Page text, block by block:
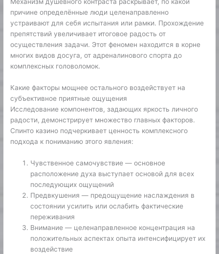
Механизм душевного контраста раскрывает, по какой
причине определённые люди целенаправленно
устраивают для себя испытания или рамки. Прохождение
препятствий увеличивает итоговое радость от
осуществления задачи. Этот феномен находится в корне
многих видов досуга, от адреналинового спорта до
комплексных головоломок.
Какие факторы мощнее остального воздействует на
субъективное приятные ощущения
Исследование компонентов, задающих яркость личного
радости, демонстрирует множество главных факторов.
Спинто казино подчеркивает ценность комплексного
подхода к пониманию этого явления:
Чувственное самочувствие — основное
расположение духа выступает основой для всех
последующих ощущений
Предвкушения — предощущение наслаждения в
состоянии усилить или ослабить фактические
переживания
Внимание — целенаправленное концентрация на
положительных аспектах опыта интенсифицирует их
воздействие